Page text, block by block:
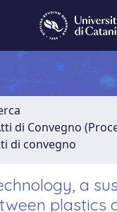
di Convegno
di convegno
a
plastics